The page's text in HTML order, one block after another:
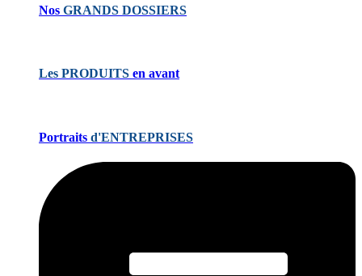
Nos GRANDS DOSSIERS
Les PRODUITS en avant
Portraits d'ENTREPRISES